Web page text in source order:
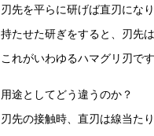
刃先を平らに研げば直刃にな
持たせた研ぎをすると、刃先
これがいわゆるハマグリ刃です
用途としてどう違うのか？
刃先の接触時、直刃は線当た